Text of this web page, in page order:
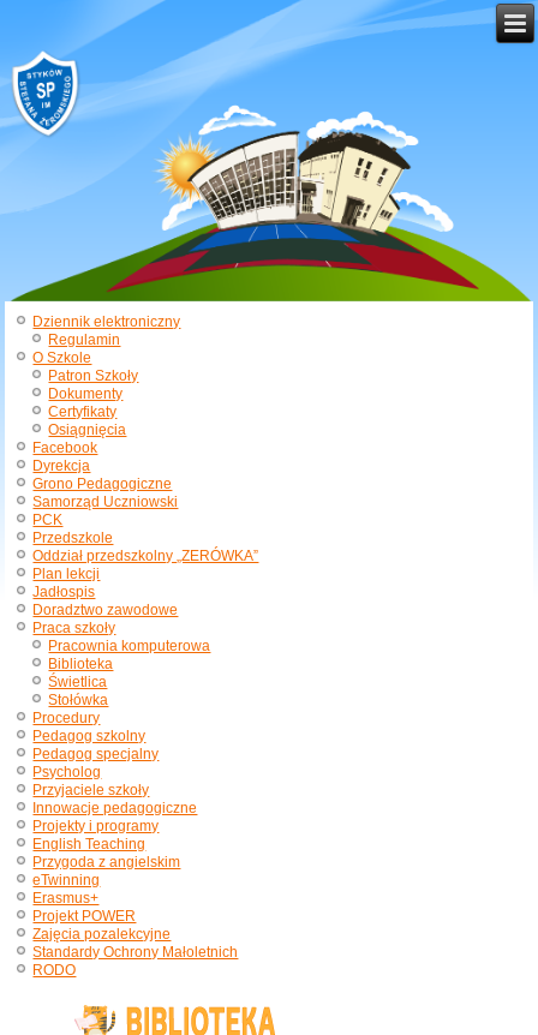
Dziennik elektroniczny
Regulamin
O Szkole
Patron Szkoły
Dokumenty
Certyfikaty
Osiągnięcia
Facebook
Dyrekcja
Grono Pedagogiczne
Samorząd Uczniowski
PCK
Przedszkole
Oddział przedszkolny „ZERÓWKA”
Plan lekcji
Jadłospis
Doradztwo zawodowe
Praca szkoły
Pracownia komputerowa
Biblioteka
Świetlica
Stołówka
Procedury
Pedagog szkolny
Pedagog specjalny
Psycholog
Przyjaciele szkoły
Innowacje pedagogiczne
Projekty i programy
English Teaching
Przygoda z angielskim
eTwinning
Erasmus+
Projekt POWER
Zajęcia pozalekcyjne
Standardy Ochrony Małoletnich
RODO